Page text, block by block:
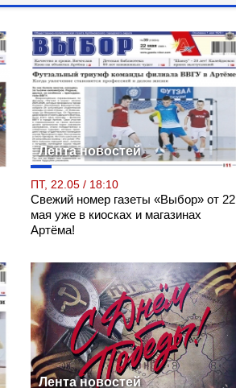
Лента новостей
ПТ, 22.05 / 18:10
Свежий номер газеты «Выбор» от 22
мая уже в киосках и магазинах
Артёма!
Лента новостей